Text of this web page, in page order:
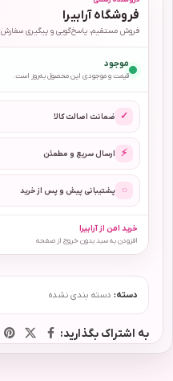
فروشگاه آرابیرا
فروش مستقیم، پاسخ‌گویی و پیگیری سفارش
موجود
قیمت و موجودی این محصول به‌روز است.
✓ ضمانت اصالت کالا
⚡ ارسال سریع و مطمئن
◌ پشتیبانی پیش و پس از خرید
خرید امن از آرابیرا
افزودن به سبد بدون خروج از صفحه
دسته: دسته بندی نشده
به اشتراک بگذارید: